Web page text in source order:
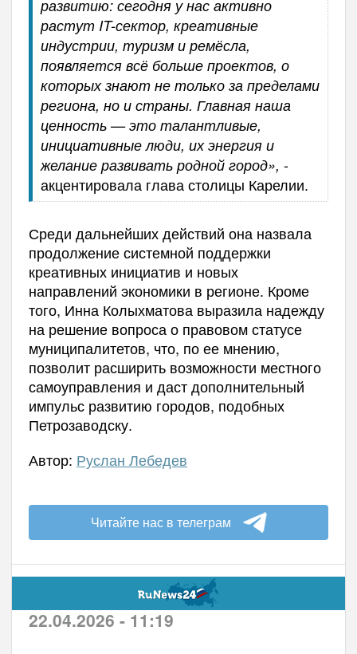
развитию: сегодня у нас активно
растут IT-сектор, креативные
индустрии, туризм и ремёсла,
появляется всё больше проектов, о
которых знают не только за пределами
региона, но и страны. Главная наша
ценность — это талантливые,
инициативные люди, их энергия и
желание развивать родной город», -
акцентировала глава столицы Карелии.
Среди дальнейших действий она назвала
продолжение системной поддержки
креативных инициатив и новых
направлений экономики в регионе. Кроме
того, Инна Колыхматова выразила надежду
на решение вопроса о правовом статусе
муниципалитетов, что, по ее мнению,
позволит расширить возможности местного
самоуправления и даст дополнительный
импульс развитию городов, подобных
Петрозаводску.
Автор: Руслан Лебедев
Читайте нас в телеграм
22.04.2026 - 11:19